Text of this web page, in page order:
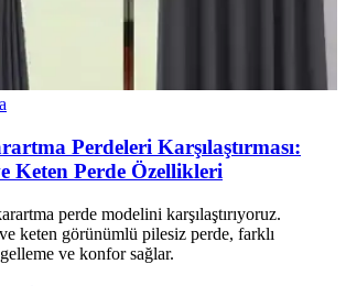
Perdeleri Karşılaştırması:
Keten Perde Özellikleri
perde modelini karşılaştırıyoruz.
keten görünümlü pilesiz perde, farklı
ve konfor sağlar.